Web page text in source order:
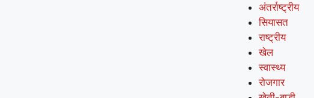
अंतर्राष्ट्रीय
सियासत
राष्ट्रीय
खेल
स्वास्थ्य
रोजगार